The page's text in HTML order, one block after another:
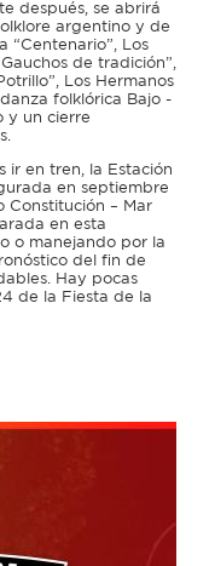
después, se abrirá
argentino y de
“Centenario”, Los
de tradición”,
Los Hermanos
folklórica Bajo -
y un cierre
ir en tren, la Estación
en septiembre
Constitución – Mar
en esta
o manejando por la
del fin de
Hay pocas
de la Fiesta de la